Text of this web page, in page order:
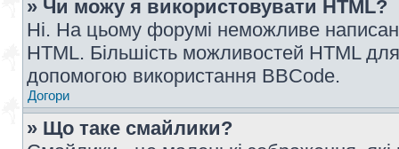
» Чи можу я використовувати HTML?
Ні. На цьому форумі неможливе
HTML. Більшість можливостей HTML
допомогою використання BBCode.
Догори
» Що таке смайлики?